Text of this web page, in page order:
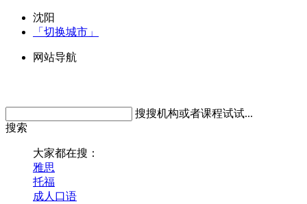
沈阳
「切换城市」
网站导航
搜搜机构或者课程试试...
搜索
大家都在搜：
雅思
托福
成人口语